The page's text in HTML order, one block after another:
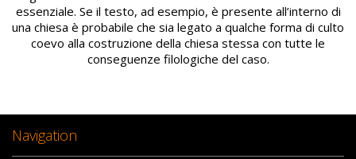
essenziale. Se il testo, ad esempio, è presente all’interno di
una chiesa è probabile che sia legato a qualche forma di culto
coevo alla costruzione della chiesa stessa con tutte le
conseguenze filologiche del caso.
Navigation